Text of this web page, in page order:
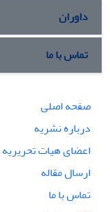
داوران
تماس با ما
صفحه اصلی
درباره نشریه
اعضای هیات تحریریه
ارسال مقاله
تماس با ما